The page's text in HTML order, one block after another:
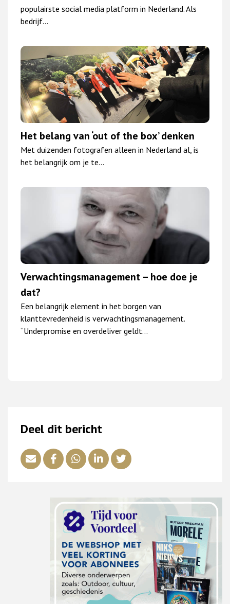
populairste social media platform in Nederland. Als
bedrijf…
Het belang van ‘out of the box’ denken
Met duizenden fotografen alleen in Nederland al, is
het belangrijk om je te…
Verwachtingsmanagement – hoe doe je
dat?
Een belangrijk element in het borgen van
klanttevredenheid is verwachtingsmanagement.
“Underpromise en overdeliver geldt…
Deel dit bericht